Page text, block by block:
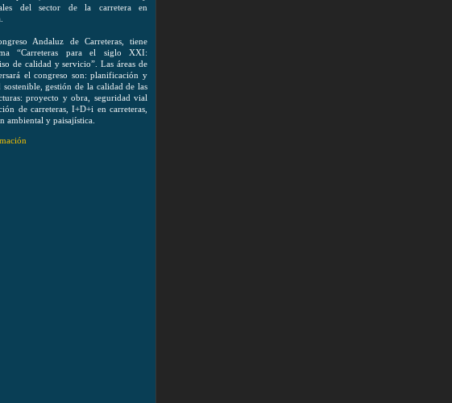
del sector de la carretera en
Andaluz de Carreteras, tiene
“Carreteras para el siglo XXI:
de calidad y servicio”. Las áreas de
el congreso son: planificación y
gestión de la calidad de las
proyecto y obra, seguridad vial
de carreteras, I+D+i en carreteras,
ambiental y paisajística.